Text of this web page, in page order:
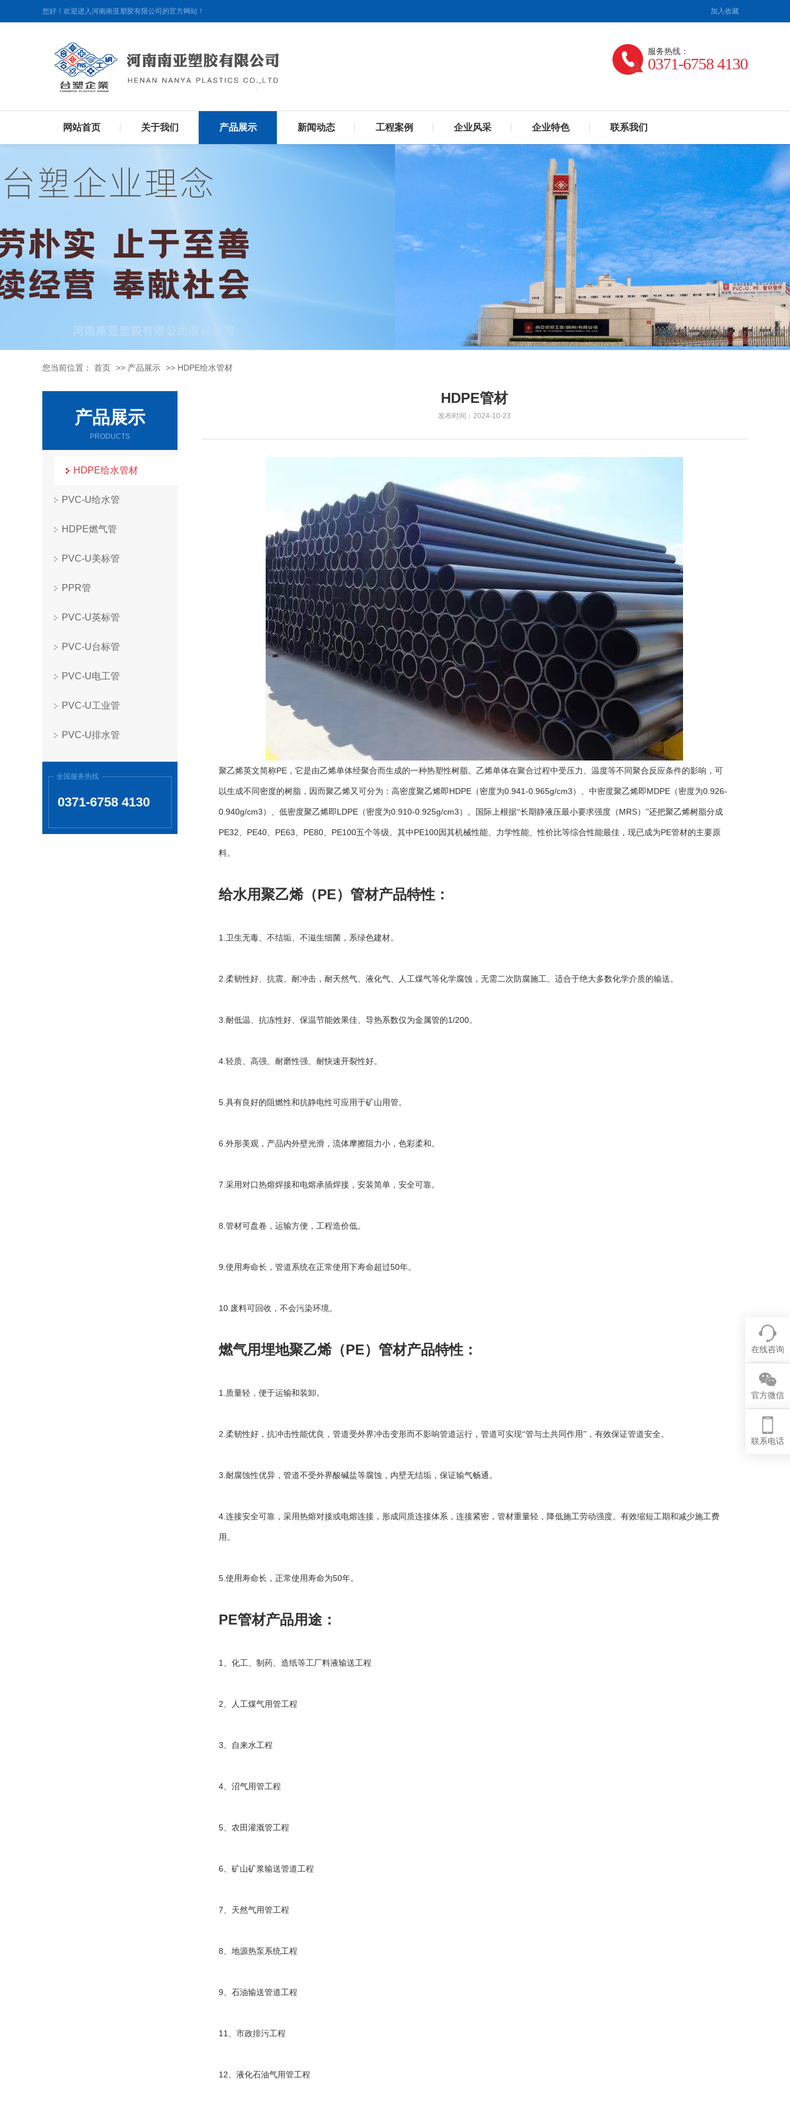
您好！欢迎进入河南南亚塑胶有限公司的官方网站！ 加入收藏
服务热线：
0371-6758 4130
网站首页 关于我们 产品展示 新闻动态 工程案例 企业风采 企业特色 联系我们
您当前位置： 首页 >> 产品展示 >> HDPE给水管材
产品展示
PRODUCTS
HDPE给水管材
PVC-U给水管
HDPE燃气管
PVC-U美标管
PPR管
PVC-U英标管
PVC-U台标管
PVC-U电工管
PVC-U工业管
PVC-U排水管
全国服务热线
0371-6758 4130
HDPE管材
发布时间：2024-10-23
聚乙烯英文简称PE ，它是由乙烯单体经聚合而生成的一种热塑性树脂。乙烯单体在聚合过程中受压力、温度等不同聚合反应条件的影响，可
以生成不同密度的树脂，因而聚乙烯又可分为：高密度聚乙烯即HDPE （密度为0.941-0.965g/cm3 ）、中密度聚乙烯即MDPE （密度为0.926-
0.940g/cm3 ）、低密度聚乙烯即LDPE （密度为0.910-0.925g/cm3 ）。国际上根据“长期静液压最小要求强度（ MRS）”还把聚乙烯树脂分成
PE32、 PE40、 PE63、 PE80、 PE100五个等级。其中 PE100因其机械性能、力学性能、性价比等综合性能最佳，现已成为PE管材的主要原
料。
给水用聚乙烯（PE）管材产品特性：
1. 卫生无毒、不结垢、不滋生细菌，系绿色建材。
2. 柔韧性好、抗震、耐冲击，耐天然气、液化气、人工煤气等化学腐蚀，无需二次防腐施工。适合于绝大多数化学介质的输送。
3. 耐低温、抗冻性好、保温节能效果佳、导热系数仅为金属管的1/200。
4. 轻质、高强、耐磨性强、耐快速开裂性好。
5. 具有良好的阻燃性和抗静电性可应用于矿山用管。
6. 外形美观，产品内外壁光滑，流体摩擦阻力小，色彩柔和。
7. 采用对口热熔焊接和电熔承插焊接，安装简单，安全可靠。
8. 管材可盘卷，运输方便，工程造价低。
9. 使用寿命长，管道系统在正常使用下寿命超过50年。
10. 废料可回收，不会污染环境。
燃气用埋地聚乙烯（PE）管材产品特性：
1. 质量轻，便于运输和装卸。
2. 柔韧性好，抗冲击性能优良，管道受外界冲击变形而不影响管道运行，管道可实现“管与土共同作用”，有效保证管道安全。
3. 耐腐蚀性优异，管道不受外界酸碱盐等腐蚀，内壁无结垢，保证输气畅通。
4. 连接安全可靠，采用热熔对接或电熔连接，形成同质连接体系，连接紧密，管材重量轻，降低施工劳动强度。有效缩短工期和减少施工费
用。
5. 使用寿命长，正常使用寿命为50年。
PE管材产品用途：
1 、化工、制药、造纸等工厂料液输送工程
2、人工煤气用管工程
3、自来水工程
4、沼气用管工程
5、农田灌溉管工程
6、矿山矿浆输送管道工程
7、天然气用管工程
8、地源热泵系统工程
9、石油输送管道工程
11 、市政排污工程
12、液化石油气用管工程
在线咨询
官方微信
联系电话